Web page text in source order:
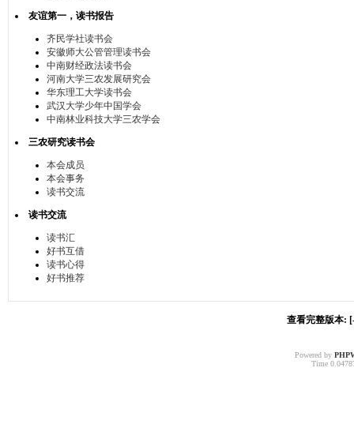
友谊第一，读书报告
齐民学社读书会
安徽师大公管管理读书会
中南财经政法读书会
河南大学三农发展研究会
华东理工大学读书会
武汉大学少年中国学会
中南林业科技大学三农学会
三农研究读书会
本会成员
本会事务
读书交流
读书交流
读书汇
好书互借
读书心得
好书推荐
查看完整版本:
Powered by
Time